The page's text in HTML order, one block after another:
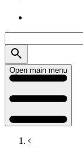
Open main menu